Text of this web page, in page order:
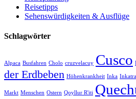
Reisetipps
Sehenswürdigkeiten & Ausflüge
Schlagwörter
Alpaca Busfahren Cholo cruzvelacuy Cusco
der Erdbeben Höhenkrankheit Inka
Markt Menschen Ostern Qoyllur R'iti